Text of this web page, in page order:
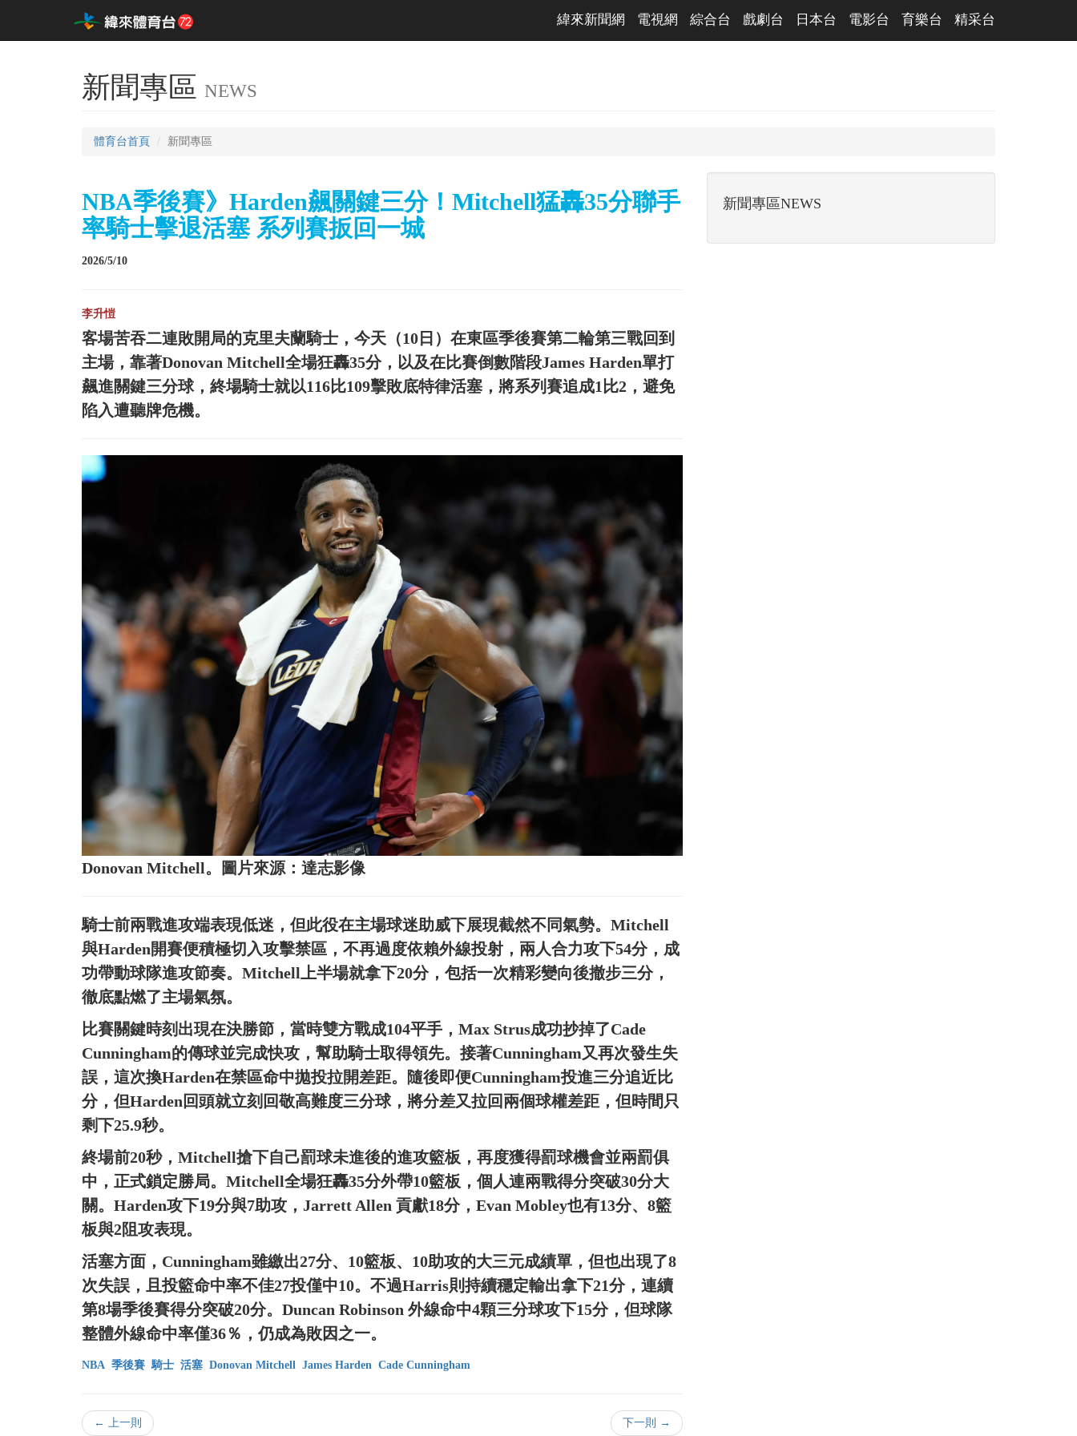
緯來新聞網 電視網 綜合台 戲劇台 日本台 電影台 育樂台 精采台
新聞專區 NEWS
體育台首頁 新聞專區
NBA季後賽》Harden飆關鍵三分！Mitchell猛轟35分聯手
率騎士擊退活塞 系列賽扳回一城
2026/5/10
李升愷
客場苦吞二連敗開局的克里夫蘭騎士，今天（10日）在東區季後賽第二輪第三戰回到
主場，靠著Donovan Mitchell全場狂轟35分，以及在比賽倒數階段James Harden單打
飆進關鍵三分球，終場騎士就以116比109擊敗底特律活塞，將系列賽追成1比2，避免
陷入遭聽牌危機。
Donovan Mitchell。圖片來源：達志影像
騎士前兩戰進攻端表現低迷，但此役在主場球迷助威下展現截然不同氣勢。Mitchell
與Harden開賽便積極切入攻擊禁區，不再過度依賴外線投射，兩人合力攻下54分，成
功帶動球隊進攻節奏。Mitchell上半場就拿下20分，包括一次精彩變向後撤步三分，
徹底點燃了主場氣氛。
比賽關鍵時刻出現在決勝節，當時雙方戰成104平手，Max Strus成功抄掉了Cade
Cunningham的傳球並完成快攻，幫助騎士取得領先。接著Cunningham又再次發生失
誤，這次換Harden在禁區命中拋投拉開差距。隨後即便Cunningham投進三分追近比
分，但Harden回頭就立刻回敬高難度三分球，將分差又拉回兩個球權差距，但時間只
剩下25.9秒。
終場前20秒，Mitchell搶下自己罰球未進後的進攻籃板，再度獲得罰球機會並兩罰俱
中，正式鎖定勝局。Mitchell全場狂轟35分外帶10籃板，個人連兩戰得分突破30分大
關。Harden攻下19分與7助攻，Jarrett Allen 貢獻18分，Evan Mobley也有13分、8籃
板與2阻攻表現。
活塞方面，Cunningham雖繳出27分、10籃板、10助攻的大三元成績單，但也出現了8
次失誤，且投籃命中率不佳27投僅中10。不過Harris則持續穩定輸出拿下21分，連續
第8場季後賽得分突破20分。Duncan Robinson 外線命中4顆三分球攻下15分，但球隊
整體外線命中率僅36％，仍成為敗因之一。
NBA 季後賽 騎士 活塞 Donovan Mitchell James Harden Cade Cunningham
← 上一則 下一則 →
新聞專區NEWS